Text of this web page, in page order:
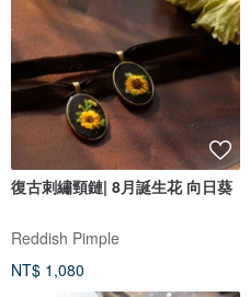
復古刺繡頸鏈| 8月誕生花 向日葵
Reddish Pimple
NT$ 1,080